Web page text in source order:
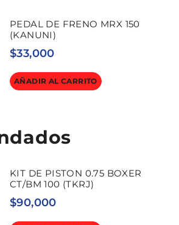
PEDAL DE FRENO MRX 150
(KANUNI)
$33,000
AÑADIR AL CARRITO
KIT DE PISTON 0.75 BOXER
CT/BM 100 (TKRJ)
$90,000